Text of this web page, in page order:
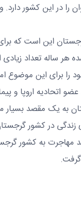
را در این کشور
این است که
ساله تعداد زیادی
را برای این موضوع
اتحادیه اروپا و
به یک مقصد بسیار
زندگی در کشور
به کشور